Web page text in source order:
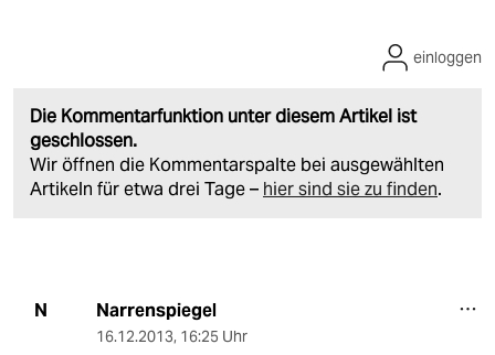
Die Kommentarfunktion unter diesem Artikel ist
geschlossen.
Wir öffnen die Kommentarspalte bei ausgewählten
Artikeln für etwa drei Tage – hier sind sie zu finden.
einloggen
N Narrenspiegel
16.12.2013, 16:25 Uhr